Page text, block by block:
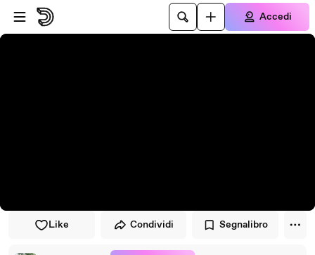
Vai al lettore
Passa al contenuto principale
Accedi
Like Condividi Segnalibro